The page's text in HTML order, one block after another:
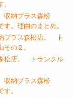
収納プラス森松
。理由のまとめ。
プラス森松店。 ト
の２。
松店。 トランクル
収納プラス森松
。